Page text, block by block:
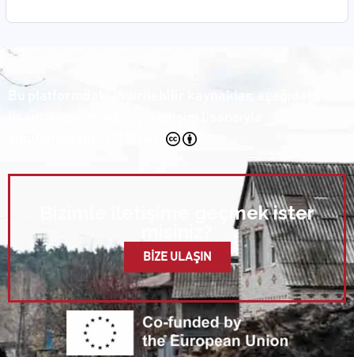
Bu platformdaki indirilebilir kaynaklar, aşağıdaki
Bizimle iletişime geçmek ister
BİZE ULAŞIN